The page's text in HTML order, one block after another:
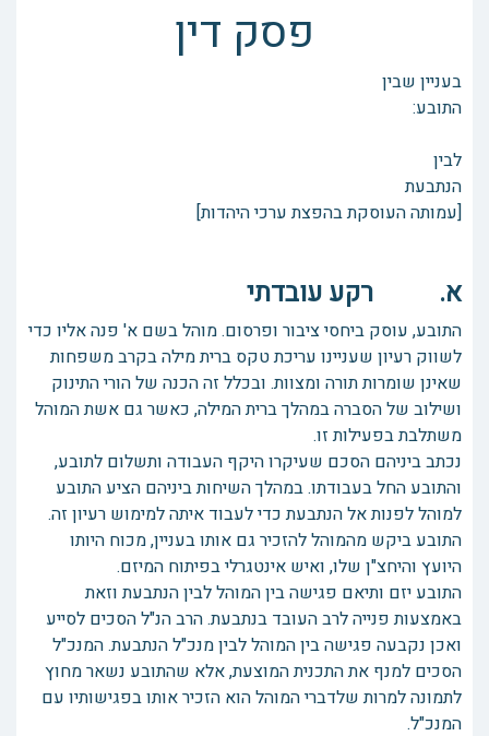
פסק דין
בעניין שבין
התובע:
לבין
הנתבעת
[עמותה העוסקת בהפצת ערכי היהדות]
א. רקע עובדתי
התובע, עוסק ביחסי ציבור ופרסום. מוהל בשם א' פנה אליו כדי
לשווק רעיון שעניינו עריכת טקס ברית מילה בקרב משפחות
שאינן שומרות תורה ומצוות. ובכלל זה הכנה של הורי התינוק
ושילוב של הסברה במהלך ברית המילה, כאשר גם אשת המוהל
משתלבת בפעילות זו.
נכתב ביניהם הסכם שעיקרו היקף העבודה ותשלום לתובע,
והתובע החל בעבודתו. במהלך השיחות ביניהם הציע התובע
למוהל לפנות אל הנתבעת כדי לעבוד איתה למימוש רעיון זה.
התובע ביקש מהמוהל להזכיר גם אותו בעניין, מכוח היותו
היועץ והיחצ"ן שלו, ואיש אינטגרלי בפיתוח המיזם.
התובע יזם ותיאם פגישה בין המוהל לבין הנתבעת וזאת
באמצעות פנייה לרב העובד בנתבעת. הרב הנ"ל הסכים לסייע
ואכן נקבעה פגישה בין המוהל לבין מנכ"ל הנתבעת. המנכ"ל
הסכים למנף את התכנית המוצעת, אלא שהתובע נשאר מחוץ
לתמונה למרות שלדברי המוהל הוא הזכיר אותו בפגישותיו עם
המנכ"ל.